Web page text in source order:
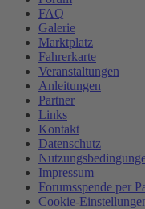
FAQ
Galerie
Marktplatz
Fahrerkarte
Veranstaltungen
Anleitungen
Partner
Links
Kontakt
Datenschutz
Impressum
Forumsspende per
Cookie-